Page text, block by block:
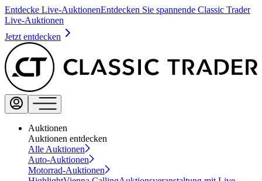
Entdecke Live-AuktionenEntdecken Sie spannende Classic Trader
Live-Auktionen
Jetzt entdecken
Auktionen
Auktionen entdecken
Alle Auktionen
Auto-Auktionen
Motorrad-Auktionen